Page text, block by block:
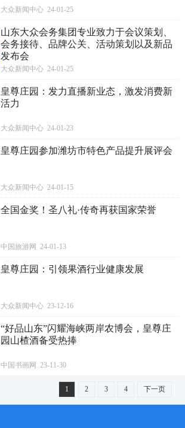
大众新闻中心 24-01-25
山东大众会务集团专业致力于会议策划、
会务接待、品牌公关、活动策划以及新品
发布会
大众新闻中心 24-01-25
皇尊庄园：发力直播新业态，激发消费新
活力
大众新闻中心 24-01-23
皇尊庄园参加潍坊市特色产品提升展评会
大众新闻中心 24-01-15
全国金奖！圣八礼·传奇再获国家荣誉
中国旅游网 24-01-13
皇尊庄园：引领果酒行业健康发展
大众新闻中心 23-12-16
“好品山东”闪耀海峡两岸农博会，皇尊庄
园山楂酒备受热捧
中国书画网 23-11-30
1 2 3 4 下一页